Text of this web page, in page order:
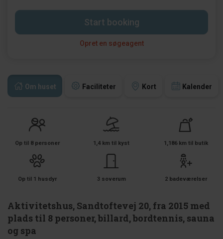
Om huset Faciliteter Kort Kalender
Op til 8 personer 1,4 km til kyst 1,186 km til butik
Op til 1 husdyr 3 soverum 2 badeværelser
Aktivitetshus, Sandtoftevej 20, fra 2015 med
plads til 8 personer, billard, bordtennis, sauna
og spa
Start booking
Opret en søgeagent